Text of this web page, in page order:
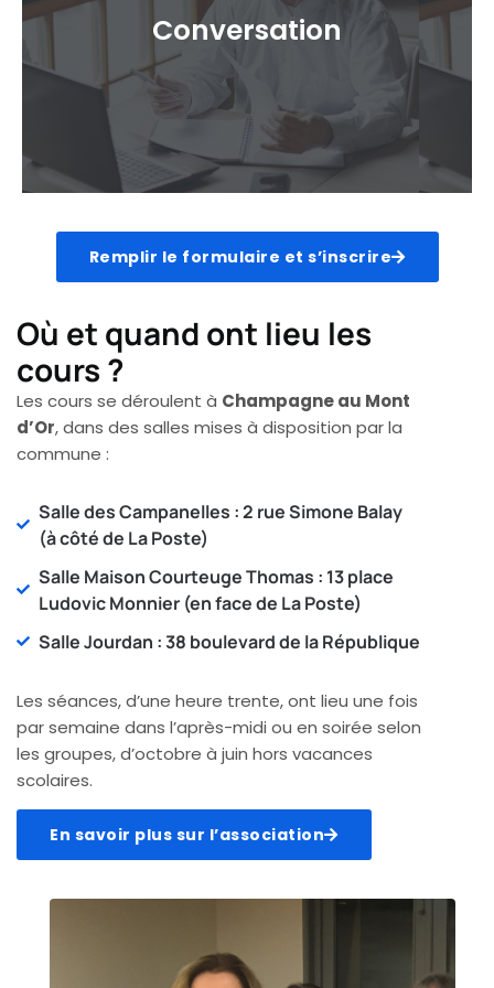
Débloquer la grammaire, enrichir le vocabulaire
et améliorer la prononciation pour mieux
comprendre et s’exprimer avec aisance.
Conversation
Participer à des échanges dynamiques pour
affiner son anglais oral autour de sujets variés
et actuels en groupe.
Remplir le formulaire et s’inscrire
Où et quand ont lieu les
cours ?
Les cours se déroulent à Champagne au Mont
d’Or, dans des salles mises à disposition par la
commune :
Salle des Campanelles : 2 rue Simone Balay
(à côté de La Poste)
Salle Maison Courteuge Thomas : 13 place
Ludovic Monnier (en face de La Poste)
Salle Jourdan : 38 boulevard de la République
Les séances, d’une heure trente, ont lieu une fois
par semaine dans l’après-midi ou en soirée selon
les groupes, d’octobre à juin hors vacances
scolaires.
En savoir plus sur l’association